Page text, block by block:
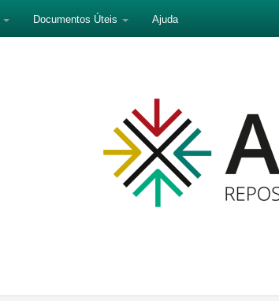
Documentos Úteis Ajuda